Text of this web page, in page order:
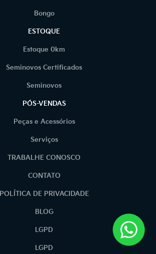
Bongo
ESTOQUE
Estoque 0km
Seminovos Certificados
Seminovos
PÓS-VENDAS
Peças e Acessórios
Serviços
TRABALHE CONOSCO
CONTATO
POLÍTICA DE PRIVACIDADE
BLOG
LGPD
LGPD